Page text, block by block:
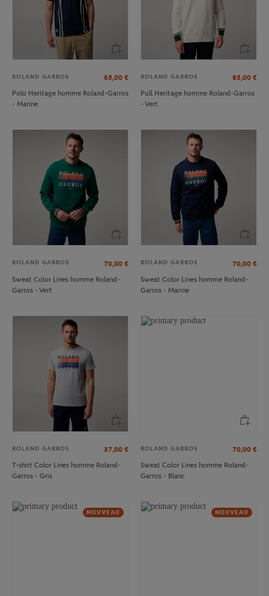
ROLAND GARROS 65,00 €
Polo Heritage homme Roland-Garros
- Marine
ROLAND GARROS 85,00 €
Pull Heritage homme Roland-Garros
- Vert
ROLAND GARROS 70,00 €
Sweat Color Lines homme Roland-
Garros - Vert
ROLAND GARROS 70,00 €
Sweat Color Lines homme Roland-
Garros - Marine
ROLAND GARROS 37,00 €
T-shirt Color Lines homme Roland-
Garros - Gris
ROLAND GARROS 70,00 €
Sweat Color Lines homme Roland-
Garros - Blanc
NOUVEAU NOUVEAU